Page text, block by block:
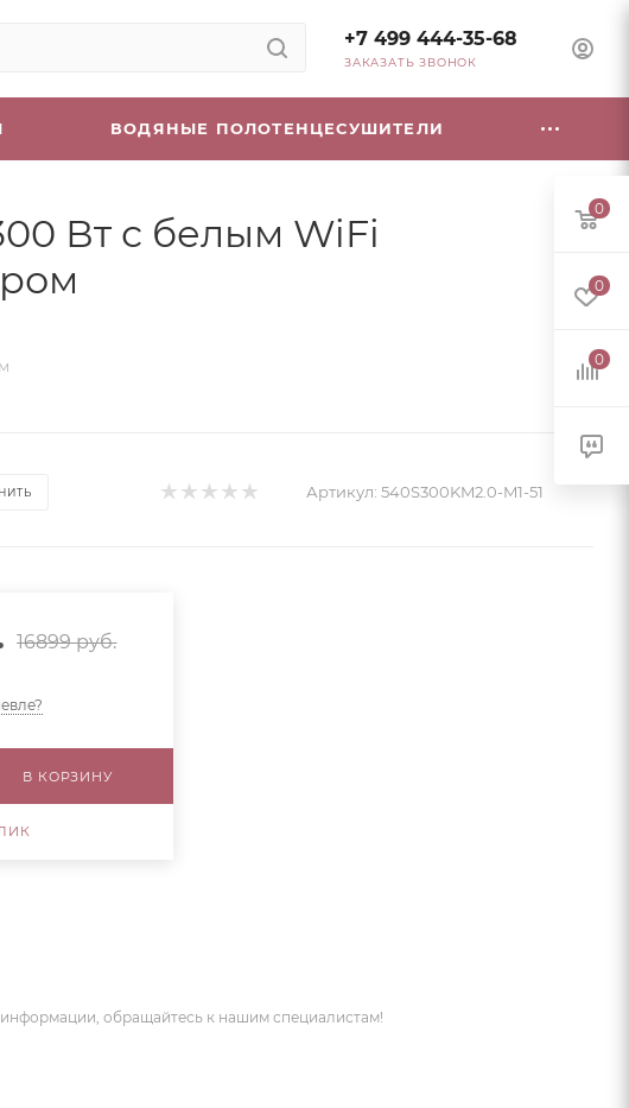
+7 499 444-35-68
ЗАКАЗАТЬ ЗВОНОК
ВОДЯНЫЕ ПОЛОТЕНЦЕСУШИТЕЛИ
Вт с белым WiFi
Артикул: 540S300KM2.0-M1-51
16899руб.
В КОРЗИНУ
обращайтесь к нашим специалистам!
0
0
0